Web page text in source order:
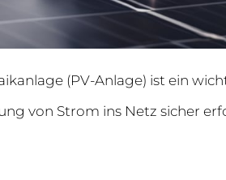
(PV-Anlage) ist ein
von Strom ins Netz sicher